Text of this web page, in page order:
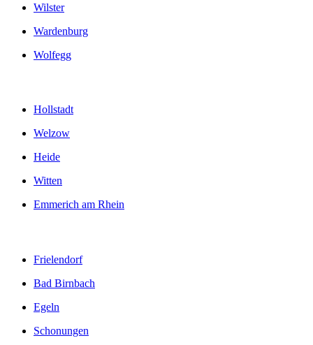
Wilster
Wardenburg
Wolfegg
Hollstadt
Welzow
Heide
Witten
Emmerich am Rhein
Frielendorf
Bad Birnbach
Egeln
Schonungen